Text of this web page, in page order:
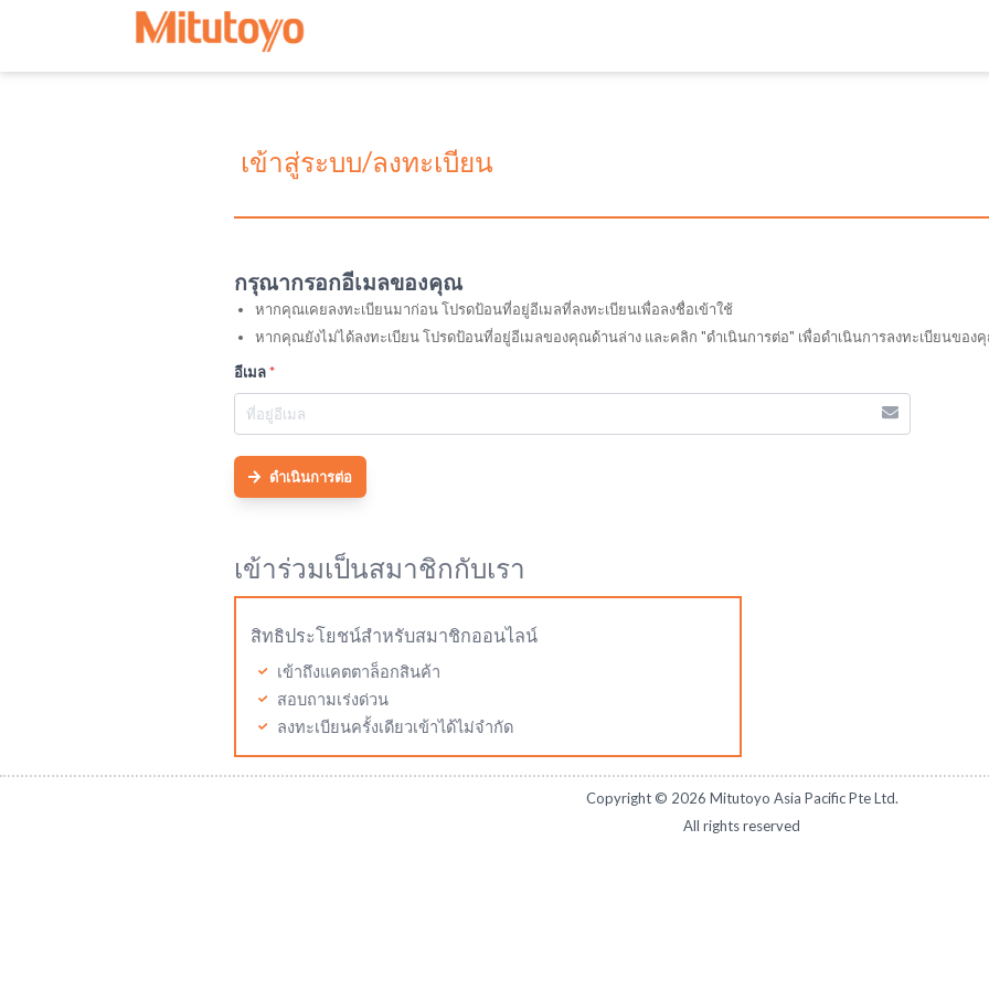
เข้าสู่ระบบ/ลงทะเบียน
กรุณากรอกอีเมลของคุณ
หากคุณเคยลงทะเบียนมาก่อน โปรดป้อนที่อยู่อีเมลที่ลงทะเบียนเพื่อลงชื่อเข้าใช้
หากคุณยังไม่ได้ลงทะเบียน โปรดป้อนที่อยู่อีเมลของคุณด้านล่าง และคลิก "ดำเนินการต่อ" เพื่อดำเนินการลงทะเบียนของ
อีเมล*
ดำเนินการต่อ
เข้าร่วมเป็นสมาชิกกับเรา
สิทธิประโยชน์สำหรับสมาชิกออนไลน์
เข้าถึงแคตตาล็อกสินค้า
สอบถามเร่งด่วน
ลงทะเบียนครั้งเดียวเข้าได้ไม่จำกัด
Copyright © 2026 Mitutoyo Asia Pacific Pte Ltd.
All rights reserved